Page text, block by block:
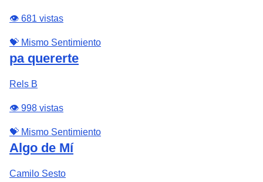
👁️ 681 vistas
💝 Mismo Sentimiento
pa quererte
Rels B
👁️ 998 vistas
💝 Mismo Sentimiento
Algo de Mí
Camilo Sesto